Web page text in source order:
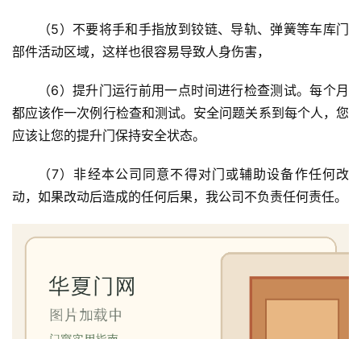
户
（5）不要将手和手指放到铰链、导轨、弹簧等车库门
部件活动区域，这样也很容易导致人身伤害，
（6）提升门运行前用一点时间进行检查测试。每个月
都应该作一次例行检查和测试。安全问题关系到每个人，您
应该让您的提升门保持安全状态。
（7）非经本公司同意不得对门或辅助设备作任何改
动，如果改动后造成的任何后果，我公司不负责任何责任。